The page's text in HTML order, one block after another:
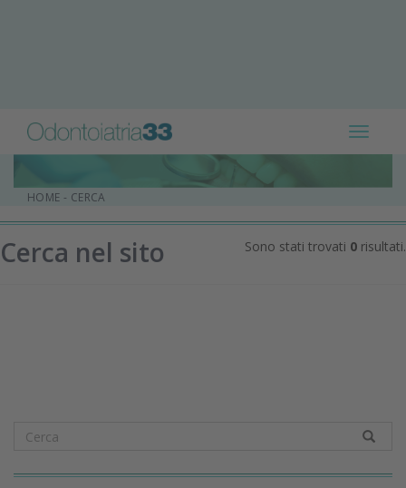
Toggle
HOME - CERCA
Cerca nel sito Sono stati trovati 0 risultati.